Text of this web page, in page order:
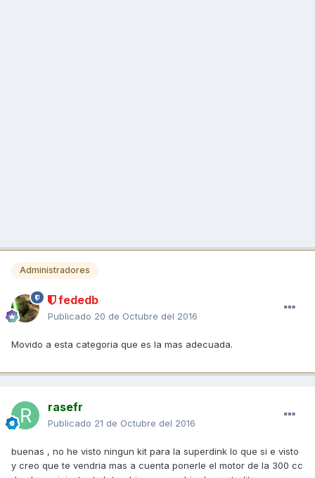
Administradores
fededb
Publicado 20 de Octubre del 2016
Movido a esta categoria que es la mas adecuada.
rasefr
Publicado 21 de Octubre del 2016
buenas , no he visto ningun kit para la superdink lo que si e visto
y creo que te vendria mas a cuenta ponerle el motor de la 300 cc